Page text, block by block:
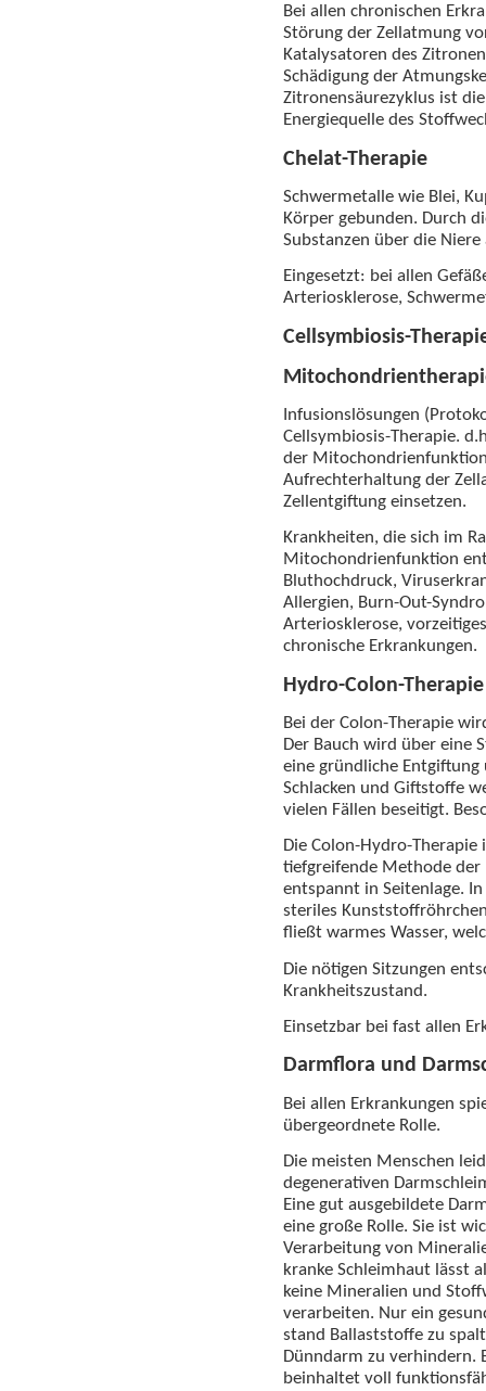
Bei allen chronischen
Störung der Zellatmung
Katalysatoren des
Schädigung der
Zitronensäurezyklus ist
Energiequelle des
Chelat-Therapie
Schwermetalle wie Blei,
Körper gebunden. Durch
Substanzen über die
Eingesetzt: bei allen
Arteriosklerose,
Cellsymbiosis-
Infusionslösungen
Cellsymbiosis-Therapie.
der
Aufrechterhaltung der
Zellentgiftung einsetzen.
Krankheiten, die sich im
Mitochondrienfunktion
Bluthochdruck,
Allergien, Burn-Out-
Arteriosklerose,
chronische Erkrankungen.
Hydro-Colon-Therapie
Bei der Colon-Therapie
Der Bauch wird über eine
eine gründliche Entgiftung
Schlacken und Giftstoffe
vielen Fällen beseitigt.
Die Colon-Hydro-
tiefgreifende Methode der
entspannt in Seitenlage.
steriles
fließt warmes Wasser,
Die nötigen Sitzungen
Krankheitszustand.
Einsetzbar bei fast allen
Darmflora und
Bei allen Erkrankungen
übergeordnete Rolle.
Die meisten Menschen
degenerativen
Eine gut ausgebildete
eine große Rolle. Sie ist
Verarbeitung von
kranke Schleimhaut lässt
keine Mineralien und
verarbeiten. Nur ein
stand Ballaststoffe zu
Dünndarm zu verhindern.
beinhaltet voll